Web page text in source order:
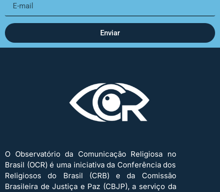
Enviar
O Observatório da Comunicação Religiosa no
Brasil (OCR) é uma iniciativa da Conferência dos
Religiosos do Brasil (CRB) e da Comissão
Brasileira de Justiça e Paz (CBJP), a serviço da